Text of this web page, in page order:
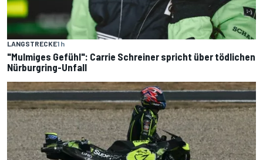
LANGSTRECKE1 h
"Mulmiges Gefühl": Carrie Schreiner spricht über tödlichen
Nürburgring-Unfall